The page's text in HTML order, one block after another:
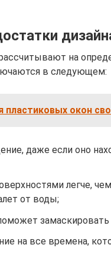
на
в следующем:
пластиковых окон
даже если оно
легче,
от воды;
на все времена,